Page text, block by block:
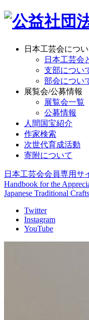
日本工芸会につ
日本工芸会
支部につい
部会につい
展覧会/公募情報
展覧会一覧
公募情報
人間国宝紹介
作家検索
次世代育成活動
寄附について
日本工芸会会員専用サ
Handbook for the
Japanese Traditional Crafts
Twitter
Instagram
YouTube